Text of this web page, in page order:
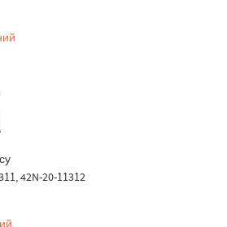
42N-20-11312